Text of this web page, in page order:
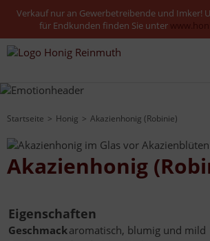
Verkauf nur an Gewerbetreibende und Imker!
für Endkunden finden Sie unter
Startseite Honig Akazienhonig (Robinie)
Akazienhonig
Eigenschaften
Geschmackaromatisch, blumig und mild